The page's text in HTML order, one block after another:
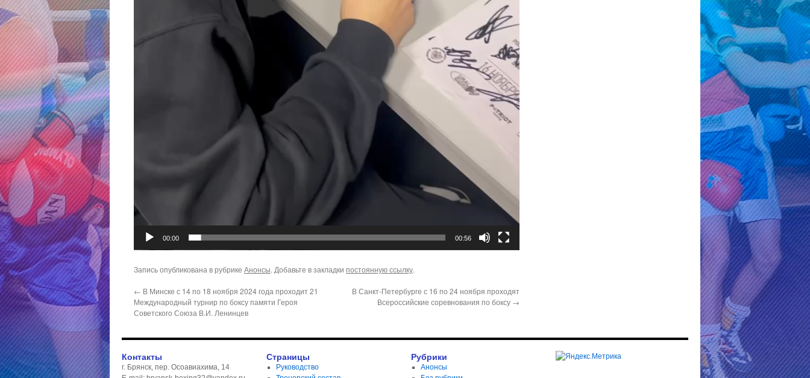
00:00 00:56
Запись опубликована в рубрике Анонсы. Добавьте в закладки постоянную ссылку.
← В Минске с 14 по 18 ноября 2024 года проходит 21
Международный турнир по боксу памяти Героя
Советского Союза В.И. Ленинцев
В Санкт-Петербурге с 16 по 24 ноября проходят
Всероссийские соревнования по боксу →
Контакты
г. Брянск, пер. Осоавиахима, 14
Страницы
Руководство
Рубрики
Анонсы